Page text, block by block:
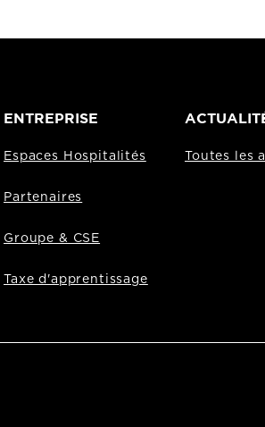
ENTREPRISE
Espaces Hospitalités
Partenaires
Groupe & CSE
Taxe d'apprentissage
Toutes les